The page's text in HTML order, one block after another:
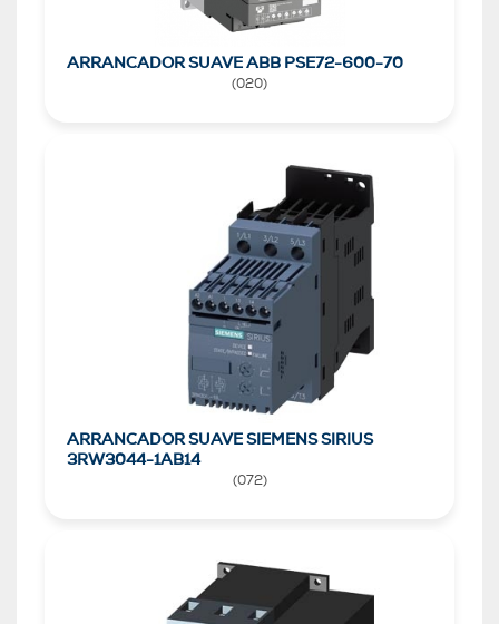
ARRANCADOR SUAVE ABB PSE72-600-70
(020)
ARRANCADOR SUAVE SIEMENS SIRIUS
3RW3044-1AB14
(072)